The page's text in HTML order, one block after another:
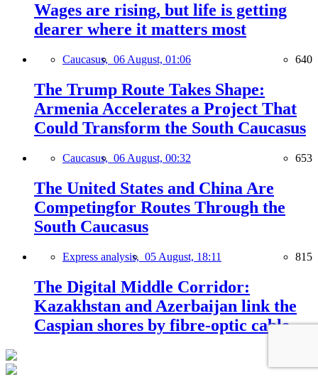
Wages are rising, but life is getting
dearer where it matters most
Caucasus, 06 August, 01:06 640
The Trump Route Takes Shape:
Armenia Accelerates a Project That
Could Transform the South Caucasus
Caucasus, 06 August, 00:32 653
The United States and China Are
Competingfor Routes Through the
South Caucasus
Express analysis, 05 August, 18:11 815
The Digital Middle Corridor:
Kazakhstan and Azerbaijan link the
Caspian shores by fibre-optic cable